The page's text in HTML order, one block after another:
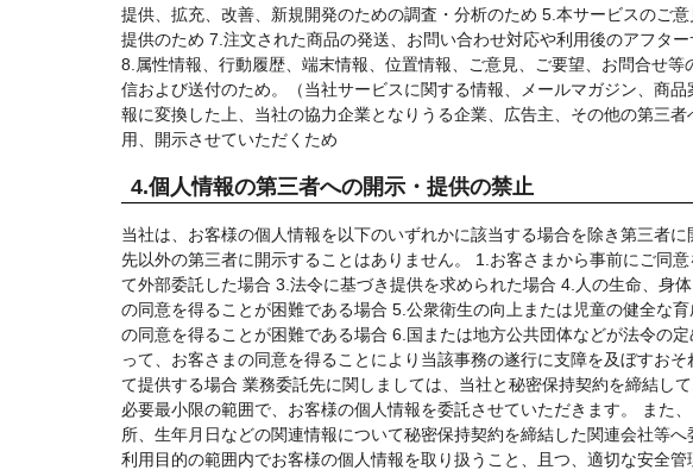
提供、拡充、改善、新規開発のための調査・分析のため 5.本サービスのご
提供のため 7.注文された商品の発送、お問い合わせ対応や利用後のアフタ
8.属性情報、行動履歴、端末情報、位置情報、ご意見、ご要望、お問合せ
信および送付のため。（当社サービスに関する情報、メールマガジン、商
報に変換した上、当社の協力企業となりうる企業、広告主、その他の第三
用、開示させていただくため
4.個人情報の第三者への開示・提供の禁止
当社は、お客様の個人情報を以下のいずれかに該当する場合を除き第三者
先以外の第三者に開示することはありません。 1.お客さまから事前にご同
て外部委託した場合 3.法令に基づき提供を求められた場合 4.人の生命、身
の同意を得ることが困難である場合 5.公衆衛生の向上または児童の健全な
の同意を得ることが困難である場合 6.国または地方公共団体などが法令の
って、お客さまの同意を得ることにより当該事務の遂行に支障を及ぼすお
て提供する場合 業務委託先に関しましては、当社と秘密保持契約を締結し
必要最小限の範囲で、お客様の個人情報を委託させていただきます。 また
所、生年月日などの関連情報について秘密保持契約を締結した関連会社等
利用目的の範囲内でお客様の個人情報を取り扱うこと、且つ、適切な安全